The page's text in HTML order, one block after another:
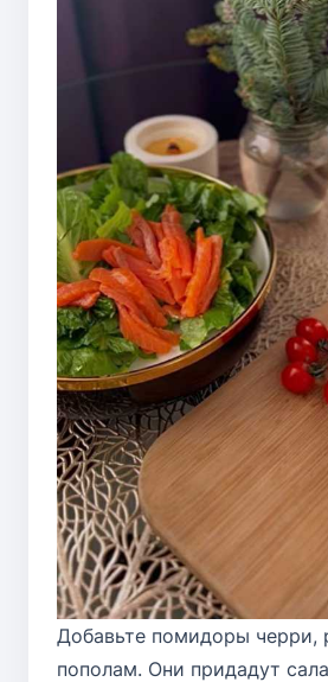
Добавьте помидоры черри,
пополам. Они придадут